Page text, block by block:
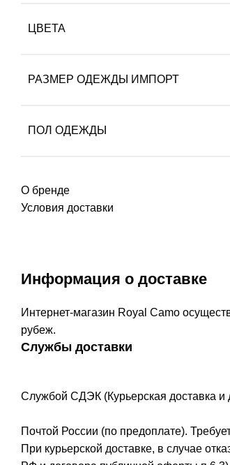
ЦВЕТА
РАЗМЕР ОДЕЖДЫ ИМПОРТ
ПОЛ ОДЕЖДЫ
О бренде
Условия доставки
Информация о доставке
Интернет-магазин Royal Camo
рубеж.
Службы доставки
Службой СДЭК (Курьерская доставка и
Почтой России (по предоплате).
При курьерской доставке, в случае